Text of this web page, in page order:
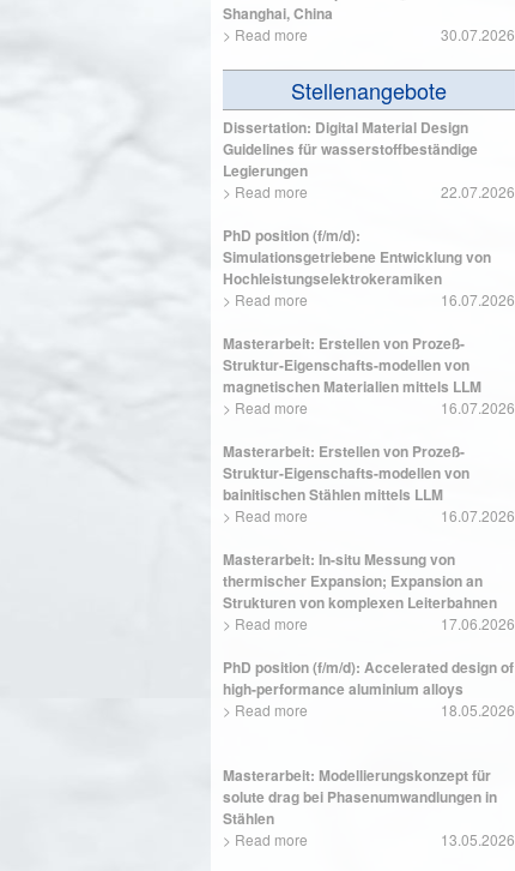
Shanghai, China
> Read more 30.07.2026
Stellenangebote
Dissertation: Digital Material Design
Guidelines für wasserstoffbeständige
Legierungen
> Read more 22.07.2026
PhD position (f/m/d):
Simulationsgetriebene Entwicklung von
Hochleistungselektrokeramiken
> Read more 16.07.2026
Masterarbeit: Erstellen von Prozeß-
Struktur-Eigenschafts-modellen von
magnetischen Materialien mittels LLM
> Read more 16.07.2026
Masterarbeit: Erstellen von Prozeß-
Struktur-Eigenschafts-modellen von
bainitischen Stählen mittels LLM
> Read more 16.07.2026
Masterarbeit: In-situ Messung von
thermischer Expansion; Expansion an
Strukturen von komplexen Leiterbahnen
> Read more 17.06.2026
PhD position (f/m/d): Accelerated design of
high-performance aluminium alloys
> Read more 18.05.2026
Masterarbeit: Modellierungskonzept für
solute drag bei Phasenumwandlungen in
Stählen
> Read more 13.05.2026